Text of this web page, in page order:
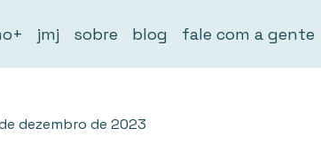
jmj sobre blog fale com a gente
dezembro de 2023